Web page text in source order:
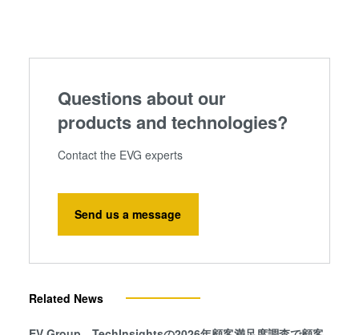
Questions about our
products and technologies?
Contact the EVG experts
Send us a message
Related News